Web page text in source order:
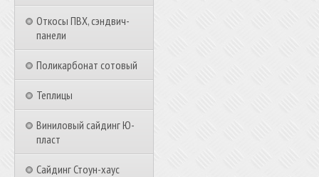
Откосы ПВХ, сэндвич-
панели
Поликарбонат сотовый
Теплицы
Виниловый сайдинг Ю-
пласт
Сайдинг Стоун-хаус